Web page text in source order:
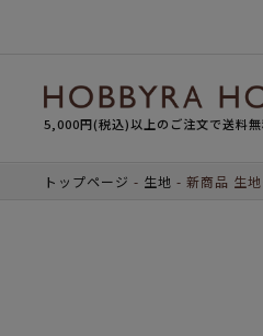
5,000円(税込)以上のご注文で送料
トップページ 生地 新商品 生